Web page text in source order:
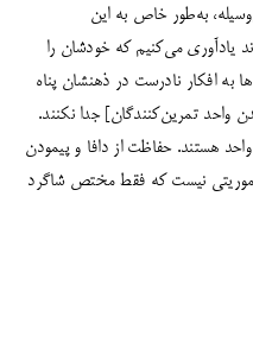
به‌طور خاص به این
یادآوری می‌کنیم که خودشان را
به افکار نادرست در ذهنشان پناه
واحد تمرین‌کنندگان] جدا نکنند.
هستند. حفاظت از دافا و پیمودن
نیست که فقط مختص شاگرد